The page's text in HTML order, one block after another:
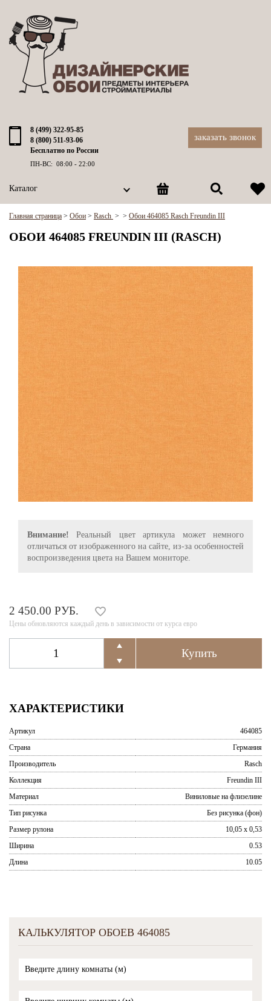
8 (499) 322-95-85
8 (800) 511-93-06
Бесплатно по России
ПН-ВС: 08:00 - 22:00
заказать звонок
Каталог
Главная страница > Обои > Rasch > > Обои 464085 Rasch Freundin III
ОБОИ 464085 FREUNDIN III (RASCH)
Внимание! Реальный цвет артикула может немного
отличаться от изображенного на сайте, из-за особенностей
воспроизведения цвета на Вашем мониторе.
2 450.00 РУБ.
Цены обновляются каждый день в зависимости от курса евро
ХАРАКТЕРИСТИКИ
Артикул
464085
Страна
Германия
Производитель
Rasch
Коллекция
Freundin III
Материал
Виниловые на флизелине
Тип рисунка
Без рисунка (фон)
Размер рулона
10,05 x 0,53
Ширина
0.53
Длина
10.05
КАЛЬКУЛЯТОР ОБОЕВ 464085